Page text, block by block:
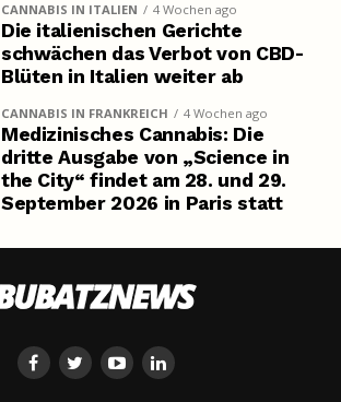
CANNABIS IN ITALIEN 4 Wochen ago
Die italienischen Gerichte
schwächen das Verbot von CBD-
Blüten in Italien weiter ab
CANNABIS IN FRANKREICH 4 Wochen ago
Medizinisches Cannabis: Die
dritte Ausgabe von „Science in
the City“ findet am 28. und 29.
September 2026 in Paris statt